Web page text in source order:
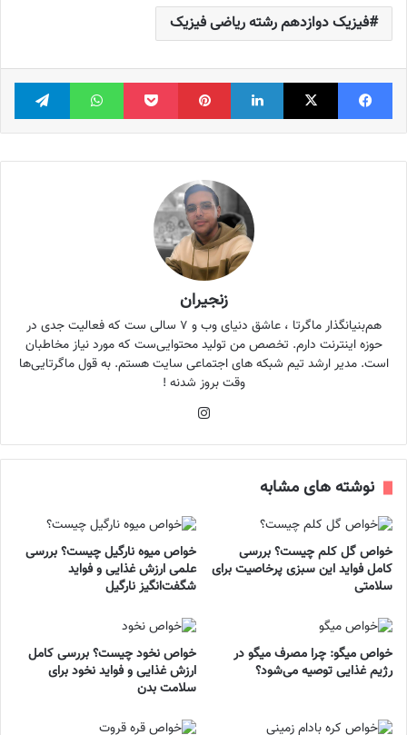
فیزیک دوازدهم رشته ریاضی فیزیک
فیس بوک X لینکدین ‫پین‌ترست پاکت واتس آپ
زنجیران
هم‌بنیانگذار ماگرتا ، عاشق دنیای وب و ۷ سالی ست که فعالیت جدی در
حوزه اینترنت دارم. تخصص من تولید محتوایی‌ست که مورد نیاز مخاطبان
است. مدیر ارشد تیم شبکه های اجتماعی سایت هستم. به قول ماگرتایی‌ها
وقت بروز شدنه !
نوشته های مشابه
خواص گل کلم چیست؟ بررسی
کامل فواید این سبزی پرخاصیت برای
سلامتی
خواص میوه نارگیل چیست؟ بررسی
علمی ارزش غذایی و فواید
شگفت‌انگیز نارگیل
خواص میگو: چرا مصرف میگو در
رژیم غذایی توصیه می‌شود؟
خواص نخود چیست؟ بررسی کامل
ارزش غذایی و فواید نخود برای
سلامت بدن